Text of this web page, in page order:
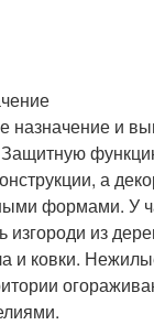
назначение и
а
формами. У
изгороди из
и ковки.